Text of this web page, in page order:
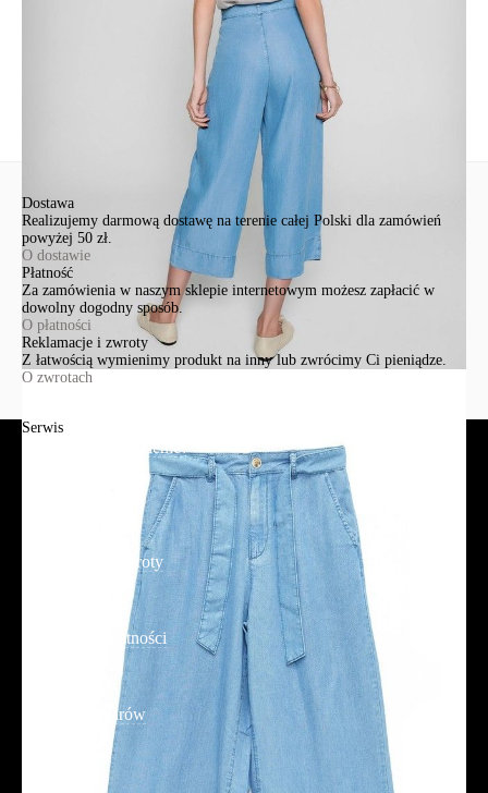
Dostawa
Realizujemy darmową dostawę na terenie całej Polski dla zamówień
powyżej 50 zł.
O dostawie
Płatność
Za zamówienia w naszym sklepie internetowym możesz zapłacić w
dowolny dogodny sposób.
O płatności
Reklamacje i zwroty
Z łatwością wymienimy produkt na inny lub zwrócimy Ci pieniądze.
O zwrotach
Serwis
Jak złożyć zamówienie?
Reklamacje i zwroty
Polityka prywatności
Tabela rozmiarów